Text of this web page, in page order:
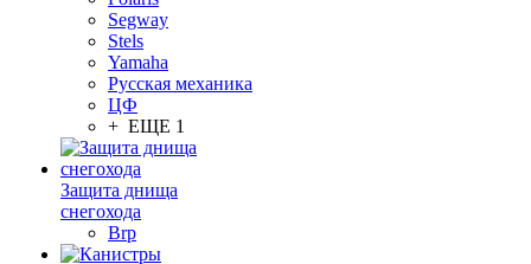
Segway
Stels
Yamaha
Русская механика
ЦФ
+ ЕЩЕ 1
Защита днища
снегохода
Brp